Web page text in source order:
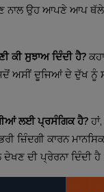
ਨਾਲ ਉਹ ਆਪਣੇ ਆਪ
ਕੀ ਸੁਝਾਅ ਦਿੰਦੀ ਹੈ?
ਜਦੋਂ ਅਸੀਂ ਦੂਜਿਆਂ ਦੇ
ਲਈ ਪ੍ਰਸੰਗਿਕ ਹੈ?
ਜ਼ਿੰਦਗੀ ਕਾਰਨ
ਦੀ ਪ੍ਰੇਰਨਾ ਦਿੰਦੀ